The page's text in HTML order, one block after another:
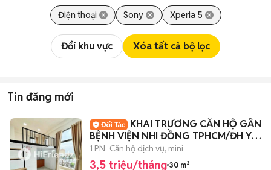
Điện thoại Sony Xperia 5
Đổi khu vực Xóa tất cả bộ lọc
Tin đăng mới
KHAI TRƯƠNG CĂN HỘ GẦN
BỆNH VIỆN NHI ĐỒNG TPHCM/ĐH Y
PHẠM NGỌC THẠCH
1 PN Căn hộ dịch vụ, mini
3,5 triệu/tháng 30 m²